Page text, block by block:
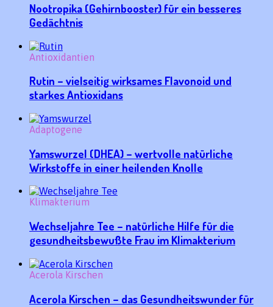
Nootropika (Gehirnbooster) für ein besseres
Gedächtnis
Antioxidantien
Rutin – vielseitig wirksames Flavonoid und
starkes Antioxidans
Adaptogene
Yamswurzel (DHEA) – wertvolle natürliche
Wirkstoffe in einer heilenden Knolle
Klimakterium
Wechseljahre Tee – natürliche Hilfe für die
gesundheitsbewußte Frau im Klimakterium
Acerola Kirschen
Acerola Kirschen – das Gesundheitswunder für